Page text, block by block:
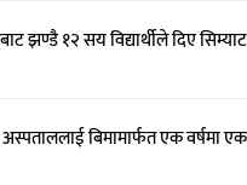
झण्डै १२ सय विद्यार्थीले दिए
बिमामार्फत एक वर्षमा